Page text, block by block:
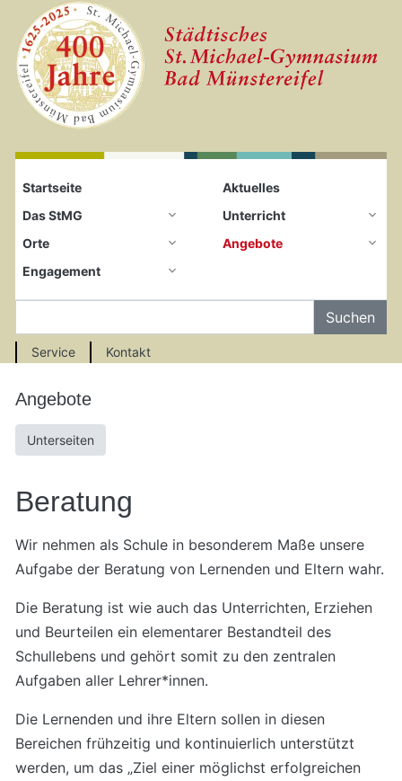
Zum Seiteninhalt springen
Startseite
Startseite
Aktuelles
Das StMG
Unterricht
Orte
Angebote
Engagement
Service Kontakt
Angebote
Unterseiten
Beratung
Wir nehmen als Schule in besonderem Maße unsere
Aufgabe der Beratung von Lernenden und Eltern wahr.
Die Beratung ist wie auch das Unterrichten, Erziehen
und Beurteilen ein elementarer Bestandteil des
Schullebens und gehört somit zu den zentralen
Aufgaben aller Lehrer*innen.
Die Lernenden und ihre Eltern sollen in diesen
Bereichen frühzeitig und kontinuierlich unterstützt
werden, um das „Ziel einer möglichst erfolgreichen